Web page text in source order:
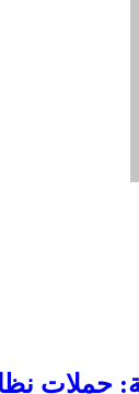
حملات